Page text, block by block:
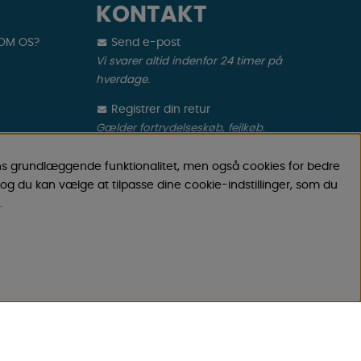
OS?
KONTAKT
Send e-post
Vi svarer altid indenfor 24 timer på
hverdage.
Registrer din retur
Gælder fortrydelseskøb, fejlkøb.
Registrer din reklamation
Gælder defekt vare, transportskade mv.
grundlæggende funktionalitet, men også cookies for bedre
du kan vælge at tilpasse dine cookie-indstillinger, som du
.